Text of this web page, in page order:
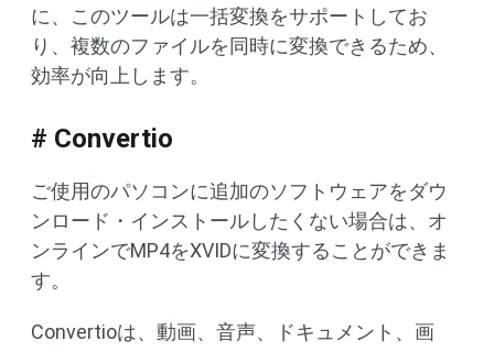
に、このツールは一括変換をサポートしてお
り、複数のファイルを同時に変換できるため、
効率が向上します。
# Convertio
ご使用のパソコンに追加のソフトウェアをダウ
ンロード・インストールしたくない場合は、オ
ンラインでMP4をXVIDに変換することができま
す。
Convertioは、動画、音声、ドキュメント、画